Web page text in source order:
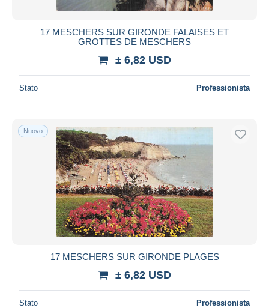
17 MESCHERS SUR GIRONDE FALAISES ET
GROTTES DE MESCHERS
± 6,82 USD
Stato Professionista
Nuovo
17 MESCHERS SUR GIRONDE PLAGES
± 6,82 USD
Stato Professionista